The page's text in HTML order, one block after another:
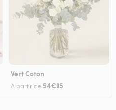
Vert Coton
À partir de 54€95